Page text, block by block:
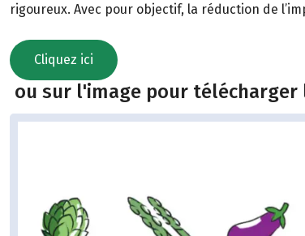
rigoureux. Avec pour objectif, la réduction de
Cliquez ici
ou sur l'image pour télécharger